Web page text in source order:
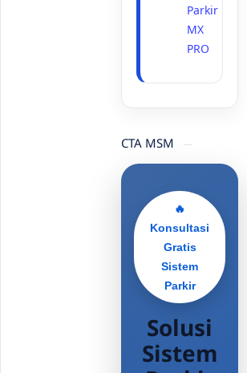
Parkir
MX
PRO
CTA MSM
🔥
Konsultasi
Gratis
Sistem
Parkir
Solusi
Sistem